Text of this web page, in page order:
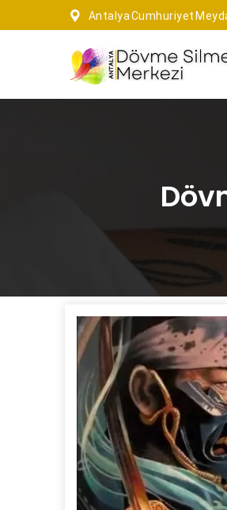
Antalya Cumhuriyet